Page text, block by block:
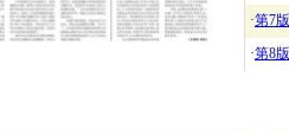
·第7版
·第8版